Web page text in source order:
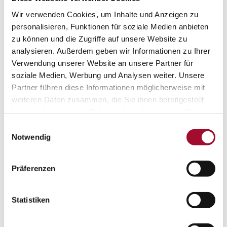
Wir verwenden Cookies, um Inhalte und Anzeigen zu
personalisieren, Funktionen für soziale Medien anbieten
zu können und die Zugriffe auf unsere Website zu
analysieren. Außerdem geben wir Informationen zu Ihrer
Verwendung unserer Website an unsere Partner für
soziale Medien, Werbung und Analysen weiter. Unsere
Partner führen diese Informationen möglicherweise mit
weiteren Daten zusammen, die Sie ihnen bereitgestellt
Notwendig
Präferenzen
Statistiken
Martin Braun-Gruppe steigt mit Kauf von
Hoff´s Bakery in den US-amerikanischen
Markt ein
Hannover, Februar 2025
Die Martin Braun-Gruppe, in der die
Nahrungsmittelaktivitäten der
gebündelt sind, gibt die Akquisition